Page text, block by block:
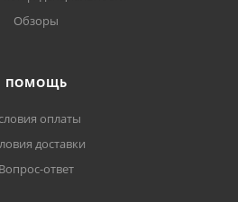
Обзоры
ПОМОЩЬ
оплаты
доставки
Вопрос-ответ